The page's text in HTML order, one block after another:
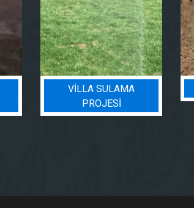
VILLA SULAMA
PROJESI